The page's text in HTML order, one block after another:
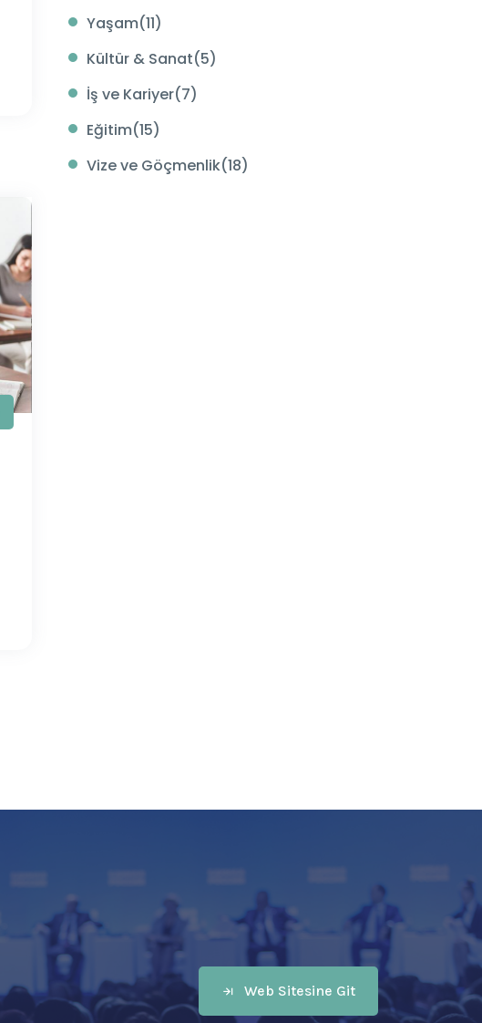
Yaşam(11)
Kültür & Sanat(5)
İş ve Kariyer(7)
Eğitim(15)
Vize ve Göçmenlik(18)
Web Sitesine Git